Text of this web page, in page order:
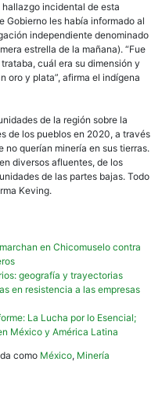
incidental de esta
Gobierno les había informado al
independiente denominado
estrella de la mañana). “Fue
cuál era su dimensión y
oro y plata”, afirma el indígena
de la región sobre la
de los pueblos en 2020, a través
querían minería en sus tierras.
diversos afluentes, de los
de las partes bajas. Todo
Keving.
en Chicomuselo contra
geografía y trayectorias
en resistencia a las empresas
La Lucha por lo Esencial;
México y América Latina
como México, Minería